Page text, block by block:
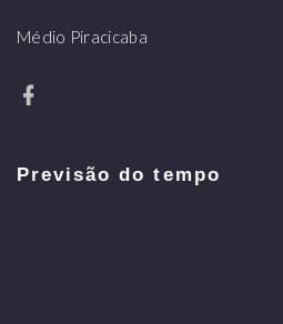
Médio Piracicaba
Previsão do tempo